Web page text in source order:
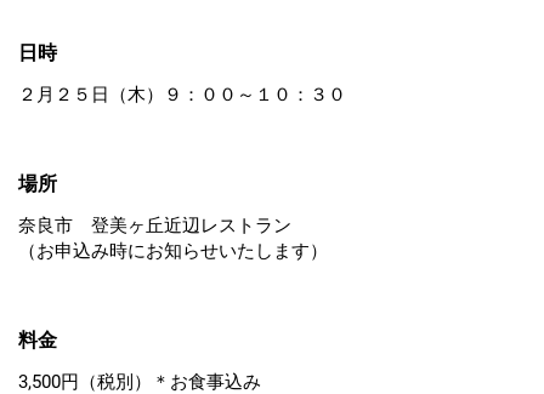
日時
２月２５日（木）９：００～１０：３０
場所
奈良市 登美ヶ丘近辺レストラン
（お申込み時にお知らせいたします）
料金
3,500円（税別）＊お食事込み